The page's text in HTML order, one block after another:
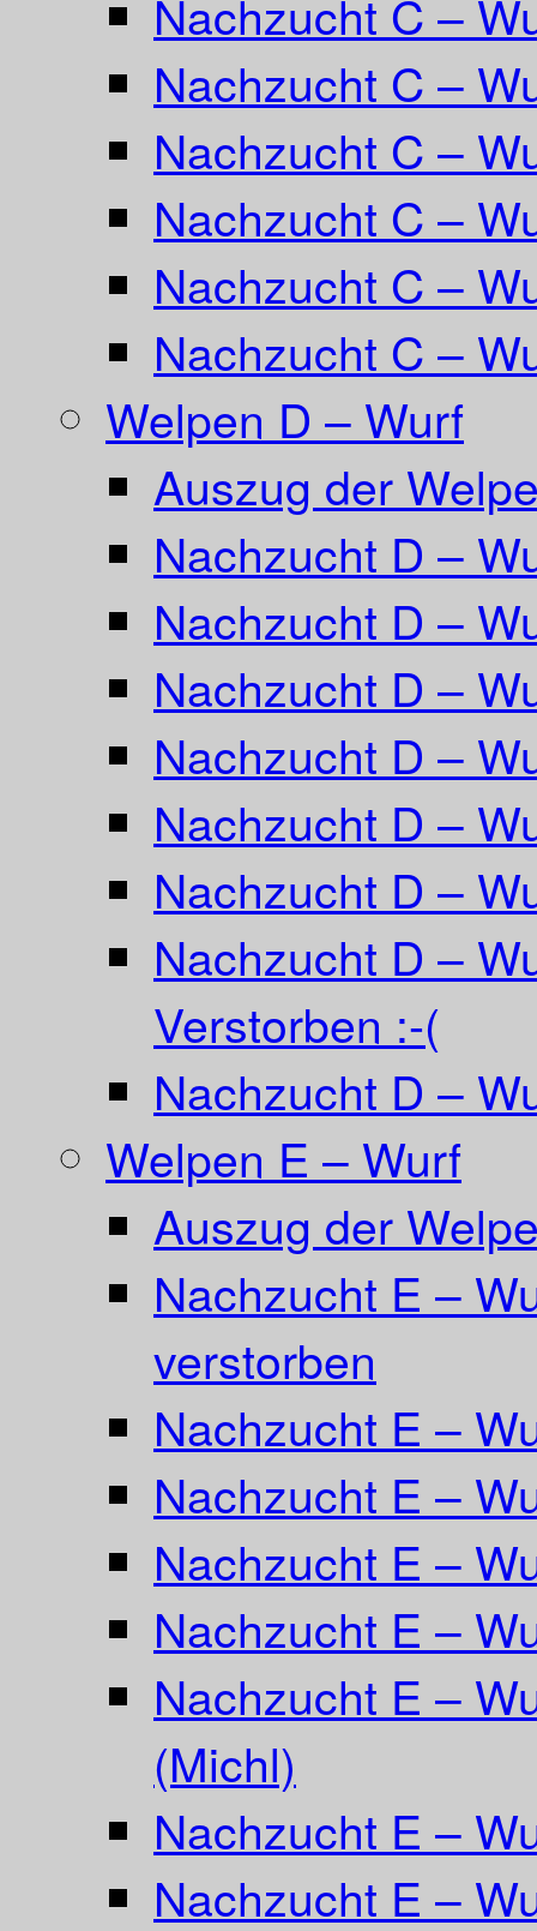
Nachzucht C –
Nachzucht C –
Nachzucht C –
Nachzucht C –
Nachzucht C –
Nachzucht C –
Welpen D – Wurf
Auszug der
Nachzucht D –
Nachzucht D –
Nachzucht D –
Nachzucht D –
Nachzucht D –
Nachzucht D –
Nachzucht D –
Verstorben :-(
Nachzucht D –
Welpen E – Wurf
Auszug der
Nachzucht E –
verstorben
Nachzucht E –
Nachzucht E –
Nachzucht E –
Nachzucht E –
Nachzucht E –
(Michl)
Nachzucht E –
Nachzucht E –